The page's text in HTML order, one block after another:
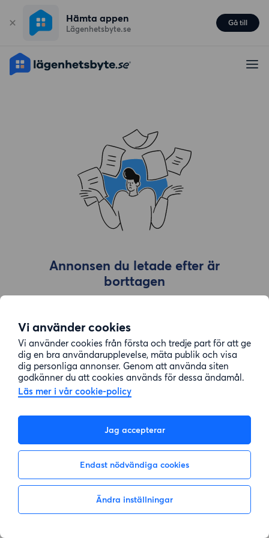
Vi använder cookies
Vi använder cookies från första och tredje part för att ge
dig en bra användarupplevelse, mäta publik och visa
dig personliga annonser. Genom att använda siten
godkänner du att cookies används för dessa ändamål.
Läs mer i vår cookie-policy
Jag accepterar
Endast nödvändiga cookies
Ändra inställningar
Hämta appen
Lägenhetsbyte.se
Gå till
Annonsen du letade efter är
borttagen
Gå till sök